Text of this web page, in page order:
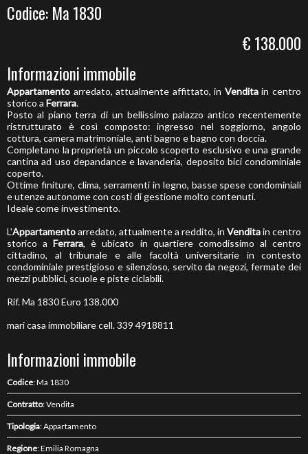
Codice: Ma 1830
€ 138.000
Informazioni immobile
Appartamento arredato, attualmente affittato, in Venditain centro
storico a Ferrara.
Posto al piano terra di un bellissimo palazzo antico recentemente
ristrutturato è così composto: ingresso nel soggiorno, angolo
cottura, camera matrimoniale, anti bagno e bagno con doccia.
Completano la proprietà un piccolo scoperto esclusivo e una grande
cantina ad uso depandance e lavanderia, deposito bici condominiale
coperto.
Ottime finiture, clima, serramenti in legno, basse spese condominiali
e utenze autonome con costi di gestione molto contenuti.
Ideale come investimento.
L'Appartamentoarredato, attualmente a reddito, in Venditain centro
storico aFerrara, è ubicato in quartiere comodissimo al centro
cittadino, al tribunale e alle facoltà universitarie in contesto
condominiale prestigioso e silenzioso, servito da negozi, fermate dei
mezzi pubblici, scuole e piste ciclabili.
Rif. Ma 1830 Euro 138.000
mari casa immobiliare cell. 339 4918811
Informazioni immobile
Codice: Ma 1830
Contratto: Vendita
Tipologia: Appartamento
Regione: Emilia Romagna